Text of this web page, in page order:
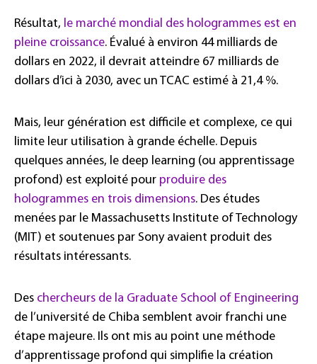
Résultat, le marché mondial des hologrammes est en
pleine croissance. Évalué à environ 44 milliards de
dollars en 2022, il devrait atteindre 67 milliards de
dollars d’ici à 2030, avec un TCAC estimé à 21,4 %.
Mais, leur génération est difficile et complexe, ce qui
limite leur utilisation à grande échelle. Depuis
quelques années, le deep learning (ou apprentissage
profond) est exploité pour produire des
hologrammes en trois dimensions. Des études
menées par le Massachusetts Institute of Technology
(MIT) et soutenues par Sony avaient produit des
résultats intéressants.
Des chercheurs de la Graduate School of Engineering
de l’université de Chiba semblent avoir franchi une
étape majeure. Ils ont mis au point une méthode
d’apprentissage profond qui simplifie la création